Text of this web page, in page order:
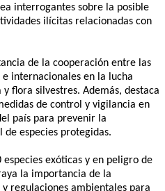
interrogantes sobre la posible
ilícitas relacionadas con
de la cooperación entre las
internacionales en la lucha
flora silvestres. Además, destaca
de control y vigilancia en
país para prevenir la
especies protegidas.
exóticas y en peligro de
la importancia de la
regulaciones ambientales para